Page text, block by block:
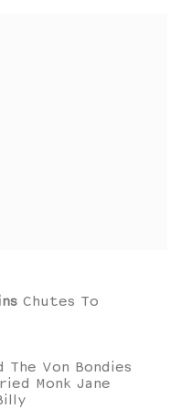
Chutes To
The Von Bondies
Monk Jane